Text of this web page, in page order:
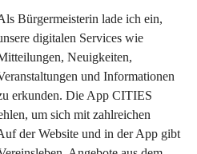
Bürgermeisterin lade ich ein,
digitalen Services wie
Neuigkeiten,
und Informationen
erkunden. Die App CITIES
um sich mit zahlreichen
der Website und in der App gibt